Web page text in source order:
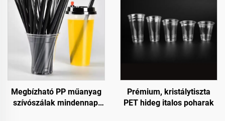
Megbízható PP műanyag
szívószálak mindennapi
Prémium, kristálytiszta
PET hideg italos poharak